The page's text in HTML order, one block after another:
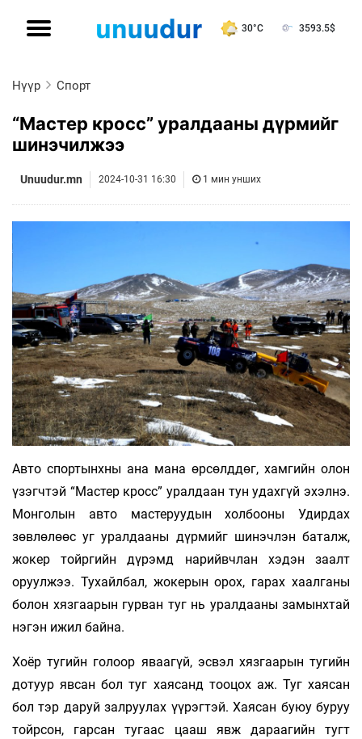
30°C 3593.5$
Нүүр Спорт
“Мастер кросс” уралдааны дүрмийг
шинэчилжээ
Unuudur.mn 2024-10-31 16:30 1 мин унших
Авто спортынхны ана мана өрсөлддөг, хамгийн олон
үзэгчтэй “Мастер кросс” уралдаан тун удахгүй эхэлнэ.
Монголын авто мастеруудын холбооны Удирдах
зөвлөлөөс уг уралдааны дүрмийг шинэчлэн баталж,
жокер тойргийн дүрэмд нарийвчлан хэдэн заалт
оруулжээ. Тухайлбал, жокерын орох, гарах хаалганы
болон хязгаарын гурван туг нь уралдааны замынхтай
нэгэн ижил байна.
Хоёр тугийн голоор яваагүй, эсвэл хязгаарын тугийн
дотуур явсан бол туг хаясанд тооцох аж. Туг хаясан
бол тэр даруй залруулах үүрэгтэй. Хаясан буюу буруу
тойрсон, гарсан тугаас цааш явж дараагийн тугт